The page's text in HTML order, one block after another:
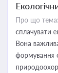
Про що тема:
сплачувати
Вона
формування